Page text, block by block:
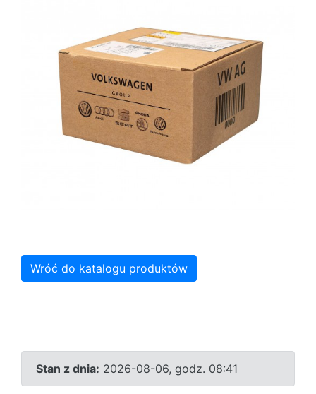
Wróć do katalogu produktów
Stan z dnia: 2026-08-06, godz. 08:41